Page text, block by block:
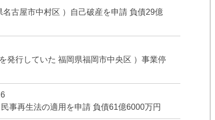
古屋市中村区 ）自己破産を申請 負債29億
発行していた 福岡県福岡市中央区 ）事業停
事再生法の適用を申請 負債61億6000万円